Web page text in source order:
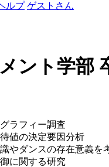
ルプ ゲストさん
ント学部
ラフィー調査
値の決定要因分析
やダンスの存在意義を
に関する研究